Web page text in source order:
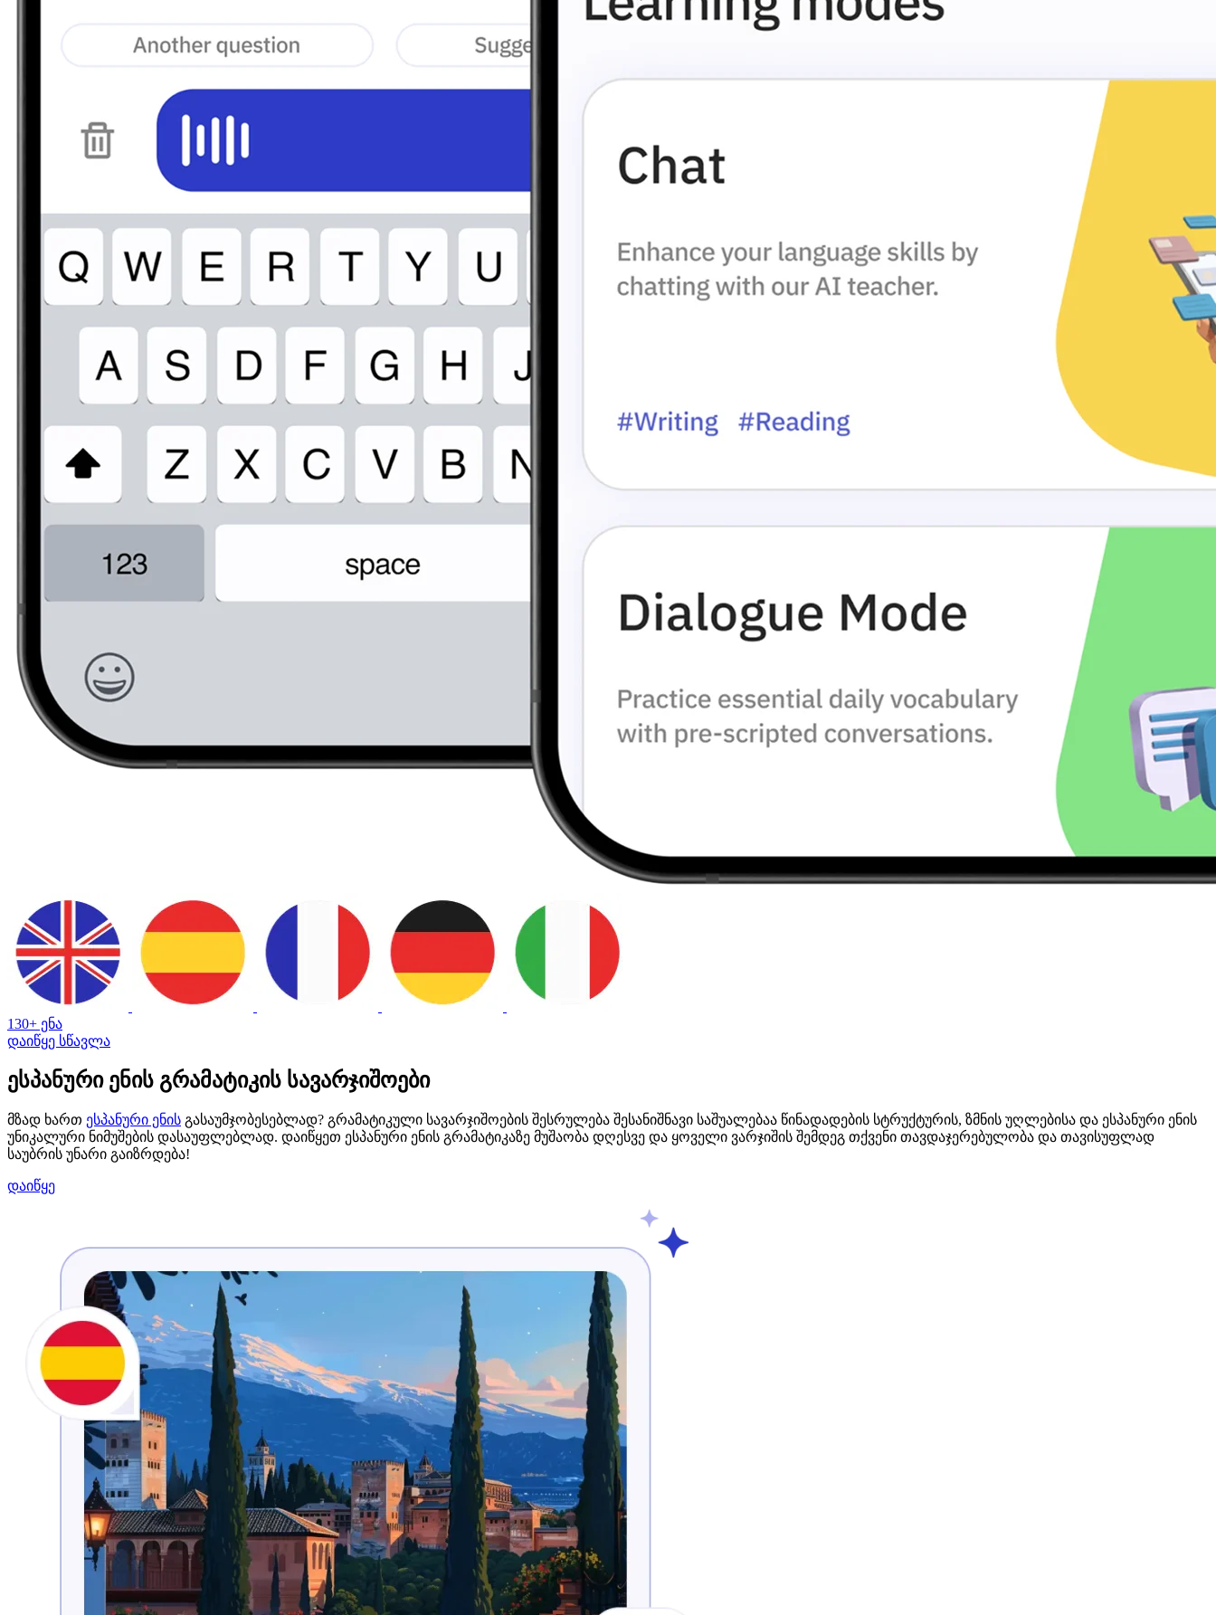
130+ ენა
დაიწყე სწავლა
ესპანური ენის გრამატიკის სავარჯიშოები
მზად ხართ ესპანური ენის გასაუმჯობესებლად? გრამატიკული სავარჯიშოების შესრულება შესანიშნავი საშუალებაა წინადადების სტრუქტურის, ზმნის უღლებისა და ესპანური ენის
უნიკალური ნიმუშების დასაუფლებლად. დაიწყეთ ესპანური ენის გრამატიკაზე მუშაობა დღესვე და ყოველი ვარჯიშის შემდეგ თქვენი თავდაჯერებულობა და თავისუფლად
საუბრის უნარი გაიზრდება!
დაიწყე